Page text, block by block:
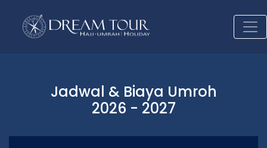
Jadwal & Biaya Umroh
2026 - 2027